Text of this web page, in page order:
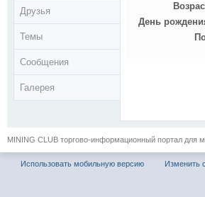
Друзья
Темы
Сообщения
Галерея
День
MINING CLUB торгово-информационный портал для
Использовать мобильную версию Изменить